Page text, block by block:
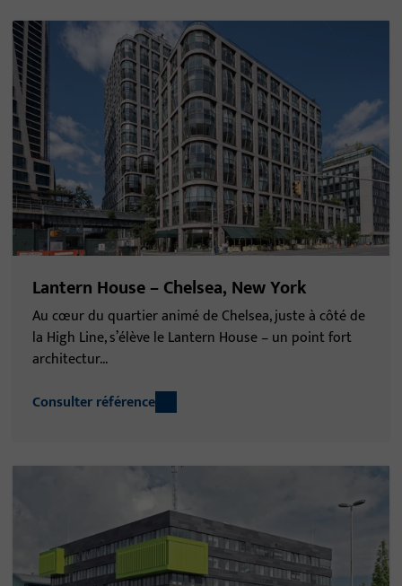
Lantern House – Chelsea, New York
Au cœur du quartier animé de Chelsea, juste à côté de
la High Line, s’élève le Lantern House – un point fort
architectur...
Consulter référence